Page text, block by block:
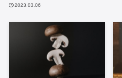
2023.03.06